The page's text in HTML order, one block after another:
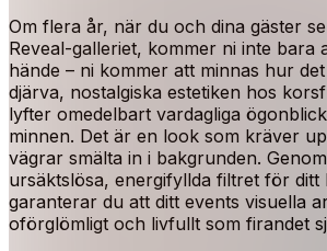
Om flera år, när du och dina gäster
Reveal-galleriet, kommer ni inte bara
hände – ni kommer att minnas hur
djärva, nostalgiska estetiken hos
lyfter omedelbart vardagliga
minnen. Det är en look som kräver
vägrar smälta in i bakgrunden.
ursäktslösa, energifyllda filtret för ditt
garanterar du att ditt events visuella
oförglömligt och livfullt som firandet